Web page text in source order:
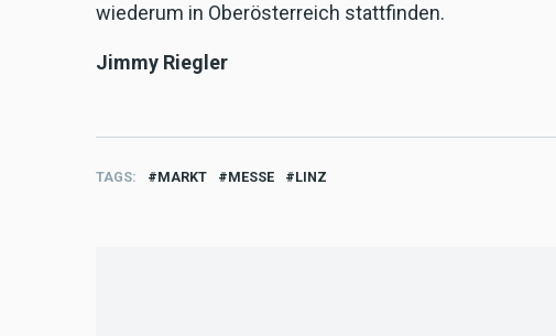
wiederum in Oberösterreich stattfinden.
Jimmy Riegler
TAGS MARKT MESSE LINZ